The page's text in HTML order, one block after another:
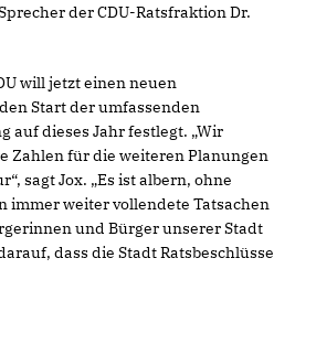
der CDU-Ratsfraktion Dr.
will jetzt einen neuen
Start der umfassenden
auf dieses Jahr festlegt. „Wir
Zahlen für die weiteren Planungen
sagt Jox. „Es ist albern, ohne
immer weiter vollendete Tatsachen
und Bürger unserer Stadt
dass die Stadt Ratsbeschlüsse